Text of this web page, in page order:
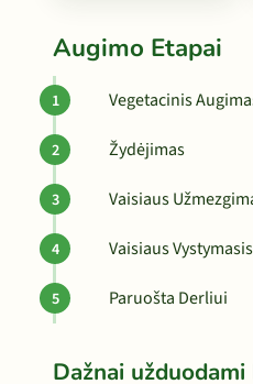
Augimo Etapai
Vegetacinis
Žydėjimas
Vaisiaus
Vaisiaus Vystymasis
Paruošta Derliui
Dažnai